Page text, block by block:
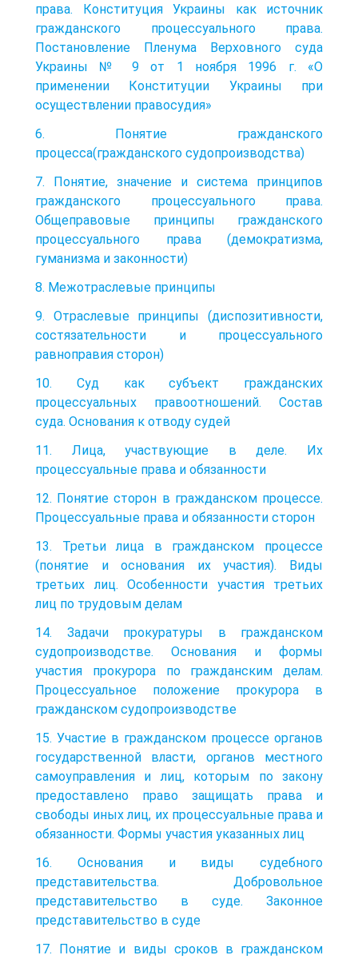
права. Конституция Украины как источник
гражданского процессуального права.
Постановление Пленума Верховного суда
Украины № 9 от 1 ноября 1996 г. «О
применении Конституции Украины при
осуществлении правосудия»
6. Понятие гражданского
процесса(гражданского судопроизводства)
7. Понятие, значение и система принципов
гражданского процессуального права.
Общеправовые принципы гражданского
процессуального права (демократизма,
гуманизма и законности)
8. Межотраслевые принципы
9. Отраслевые принципы (диспозитивности,
состязательности и процессуального
равноправия сторон)
10. Суд как субъект гражданских
процессуальных правоотношений. Состав
суда. Основания к отводу судей
11. Лица, участвующие в деле. Их
процессуальные права и обязанности
12. Понятие сторон в гражданском процессе.
Процессуальные права и обязанности сторон
13. Третьи лица в гражданском процессе
(понятие и основания их участия). Виды
третьих лиц. Особенности участия третьих
лиц по трудовым делам
14. Задачи прокуратуры в гражданском
судопроизводстве. Основания и формы
участия прокурора по гражданским делам.
Процессуальное положение прокурора в
гражданском судопроизводстве
15. Участие в гражданском процессе органов
государственной власти, органов местного
самоуправления и лиц, которым по закону
предоставлено право защищать права и
свободы иных лиц, их процессуальные права и
обязанности. Формы участия указанных лиц
16. Основания и виды судебного
представительства. Добровольное
представительство в суде. Законное
представительство в суде
17. Понятие и виды сроков в гражданском